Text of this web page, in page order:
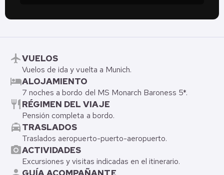
flightVUELOS
Vuelos de ida y vuelta a Munich.
hotelALOJAMIENTO
7 noches a bordo del MS Monarch Baroness 5*.
restaurant RÉGIMEN DEL VIAJE
Pensión completa a bordo.
local_taxiTRASLADOS
Traslados aeropuerto-puerto-aeropuerto.
photo_cameraACTIVIDADES
Excursiones y visitas indicadas en el itinerario.